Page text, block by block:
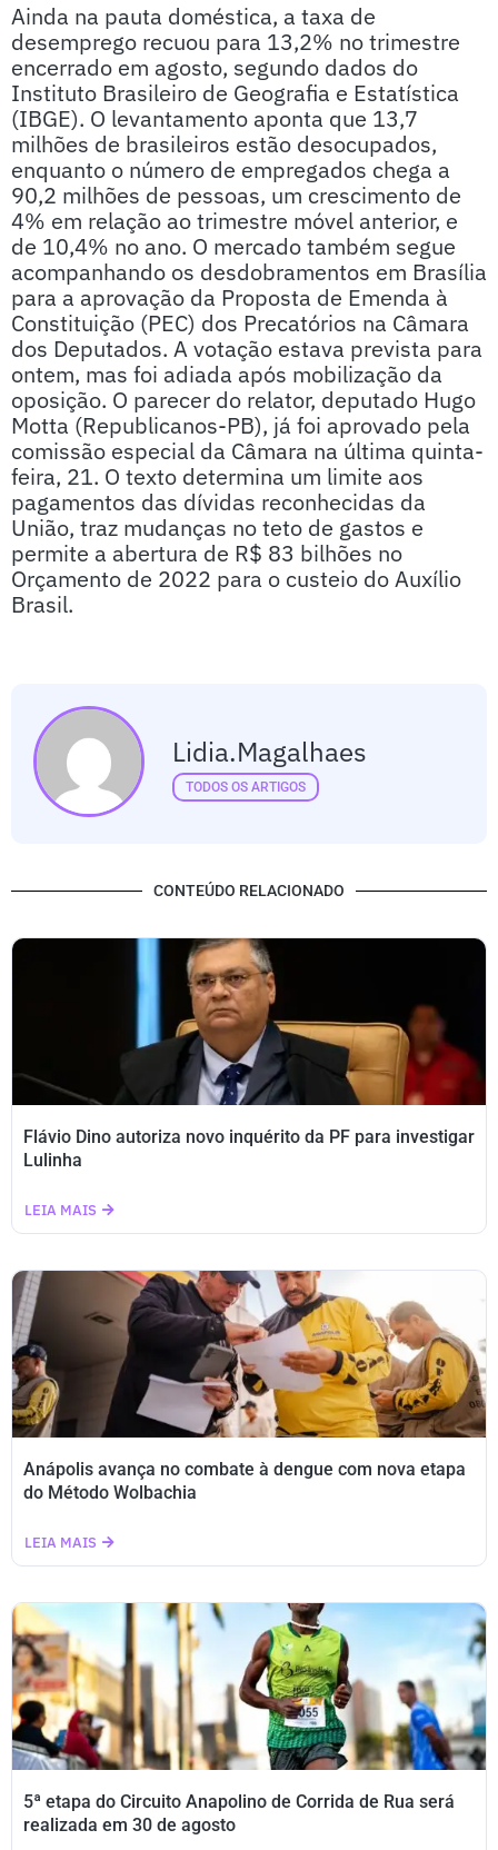
Ainda na pauta doméstica, a taxa de
desemprego recuou para 13,2% no trimestre
encerrado em agosto, segundo dados do
Instituto Brasileiro de Geografia e Estatística
(IBGE). O levantamento aponta que 13,7
milhões de brasileiros estão desocupados,
enquanto o número de empregados chega a
90,2 milhões de pessoas, um crescimento de
4% em relação ao trimestre móvel anterior, e
de 10,4% no ano. O mercado também segue
acompanhando os desdobramentos em Brasília
para a aprovação da Proposta de Emenda à
Constituição (PEC) dos Precatórios na Câmara
dos Deputados. A votação estava prevista para
ontem, mas foi adiada após mobilização da
oposição. O parecer do relator, deputado Hugo
Motta (Republicanos-PB), já foi aprovado pela
comissão especial da Câmara na última quinta-
feira, 21. O texto determina um limite aos
pagamentos das dívidas reconhecidas da
União, traz mudanças no teto de gastos e
permite a abertura de R$ 83 bilhões no
Orçamento de 2022 para o custeio do Auxílio
Brasil.
Lidia.magalhaes
TODOS OS ARTIGOS
CONTEÚDO RELACIONADO
Flávio Dino autoriza novo inquérito da PF para investigar
Lulinha
LEIA MAIS
Anápolis avança no combate à dengue com nova etapa
do Método Wolbachia
LEIA MAIS
5ª etapa do Circuito Anapolino de Corrida de Rua será
realizada em 30 de agosto